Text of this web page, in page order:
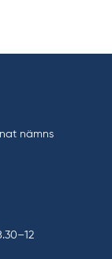
nämns